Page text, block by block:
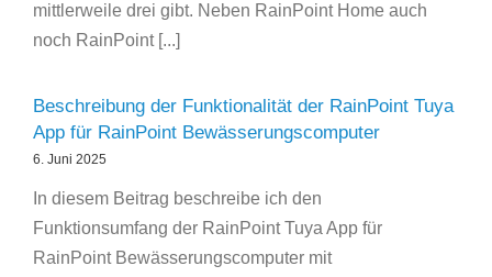
mittlerweile drei gibt. Neben RainPoint Home auch
noch RainPoint [...]
Beschreibung der Funktionalität der RainPoint Tuya
App für RainPoint Bewässerungscomputer
6. Juni 2025
In diesem Beitrag beschreibe ich den
Funktionsumfang der RainPoint Tuya App für
RainPoint Bewässerungscomputer mit